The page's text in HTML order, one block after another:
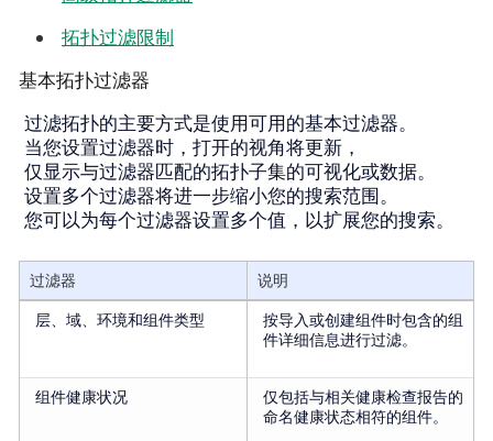
拓扑过滤限制
基本拓扑过滤器
过滤拓扑的主要方式是使用可用的基本过滤器。
当您设置过滤器时，打开的视角将更新，
仅显示与过滤器匹配的拓扑子集的可视化或数据。
设置多个过滤器将进一步缩小您的搜索范围。
您可以为每个过滤器设置多个值，以扩展您的搜索。
过滤器
说明
层、域、环境和组件类型
按导入或创建组件时包含的组
件详细信息进行过滤。
组件健康状况
仅包括与相关健康检查报告的
命名健康状态相符的组件。